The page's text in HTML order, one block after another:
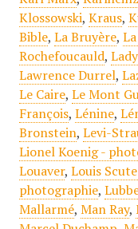
Klossowski, Kraus,
Bible, La Bruyère,
Rochefoucauld,
Lawrence Durrel,
Le Caire, Le Mont
François, Lénine,
Bronstein, Levi-
Lionel Koenig -
Louaver, Louis
photographie,
Mallarmé, Man Ray,